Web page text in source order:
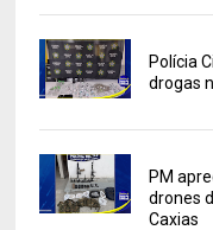
Polícia
drogas
PM
drones
Caxias